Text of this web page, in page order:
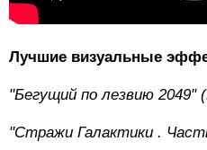
Лучшие визуальные
"Бегущий по лезвию 2049"
"Стражи Галактики .